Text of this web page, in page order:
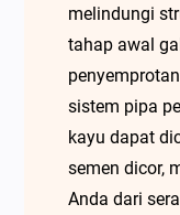
melindungi
tahap awal
sistem pipa
kayu dapat
semen dicor,
Anda dari